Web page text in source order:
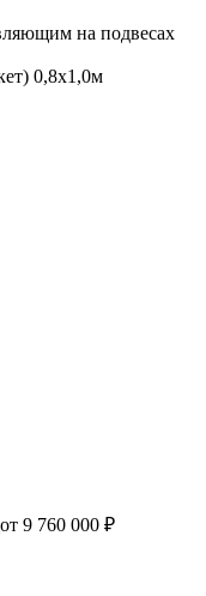
на подвесах
0,8х1,0м
от 9 760 000 ₽